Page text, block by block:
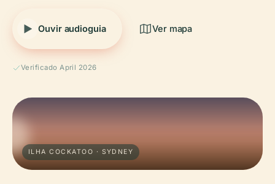
Ouvir audioguia Ver mapa
Verificado April 2026
ILHA COCKATOO · SYDNEY